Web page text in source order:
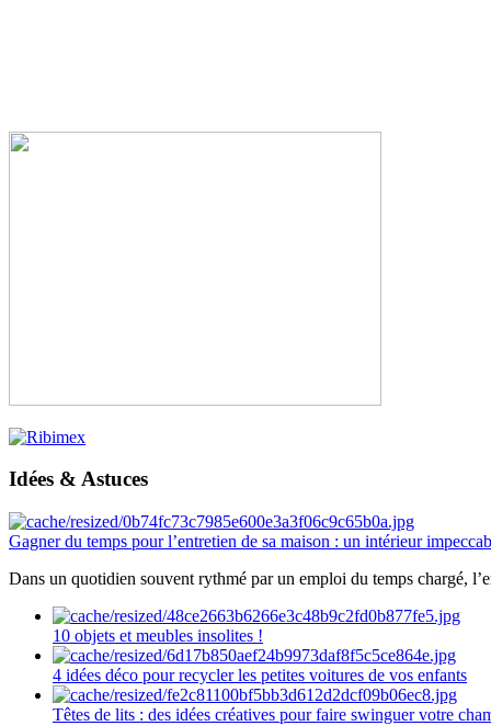
Idées & Astuces
Gagner du temps pour l’entretien de sa maison : un intérieur
Dans un quotidien souvent rythmé par un emploi du temps chargé,
10 objets et meubles insolites !
4 idées déco pour recycler les petites voitures de vos enfants
Têtes de lits : des idées créatives pour faire swinguer votre